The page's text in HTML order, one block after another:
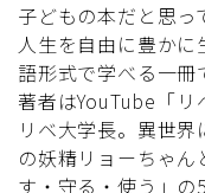
子どもの本だと思っ
人生を自由に豊か
語形式で学べる一冊
著者はYouTube「
リベ大学長。異世
の妖精リョーちゃ
す・守る・使う」